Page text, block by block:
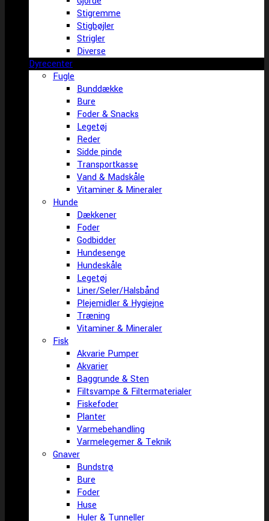
Stigremme
Stigbøjler
Strigler
Diverse
Dyrecenter
Fugle
Bunddække
Bure
Foder & Snacks
Legetøj
Reder
Sidde pinde
Transportkasse
Vand & Madskåle
Vitaminer & Mineraler
Hunde
Dækkener
Foder
Godbidder
Hundesenge
Hundeskåle
Legetøj
Liner/Seler/Halsbånd
Plejemidler & Hygiejne
Træning
Vitaminer & Mineraler
Fisk
Akvarie Pumper
Akvarier
Baggrunde & Sten
Filtsvampe & Filtermaterialer
Fiskefoder
Planter
Varmebehandling
Varmelegemer & Teknik
Gnaver
Bundstrø
Bure
Foder
Huse
Huler & Tunneller